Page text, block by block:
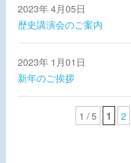
2023年 4月05日
歴史講演会のご案内
2023年 1月01日
新年のご挨拶
1 / 5 1 2